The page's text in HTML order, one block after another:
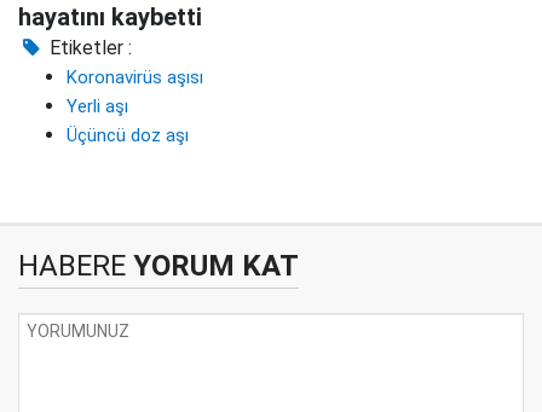
hayatını kaybetti
Etiketler :
Koronavirüs aşısı
Yerli aşı
Üçüncü doz aşı
HABERE YORUM KAT